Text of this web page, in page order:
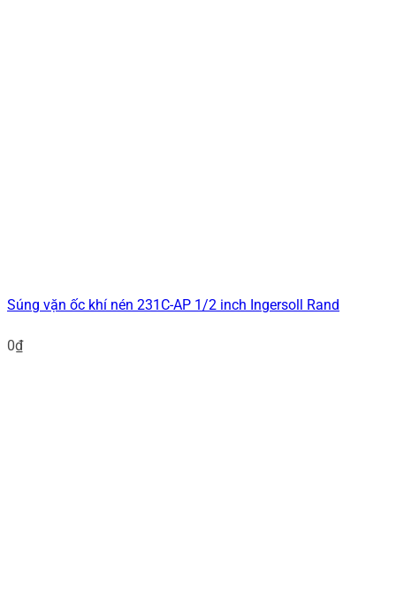
Súng vặn ốc khí nén 231C-AP 1/2 inch Ingersoll Rand
0₫